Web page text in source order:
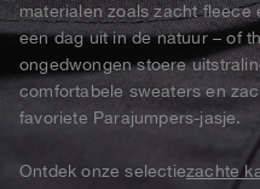
Donsjassen
Hybrids
Bomberjacken
Tricot
Tassen en rugzakken
Petten
Masterpiece
Icons
Invisible Cities
Everyday Wear
Jasjes
Donsjassen
Bekijk alle
Tassen en rugzakken
Masterpiece
Promoties
Journal
Stories
materialen zoals zacht fleece
een dag uit in de natuur – of
ongedwongen stoere
comfortabele sweaters en
favoriete Parajumpers-jasje.
Ontdek onze selectiezachte